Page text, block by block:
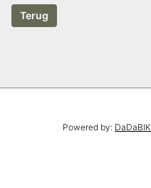
Powered by: DaDaBIK